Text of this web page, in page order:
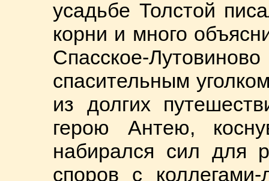
усадьбе Толстой
корни и много
Спасское-
спасительным
из долгих
герою Антею,
набирался сил для
споров с